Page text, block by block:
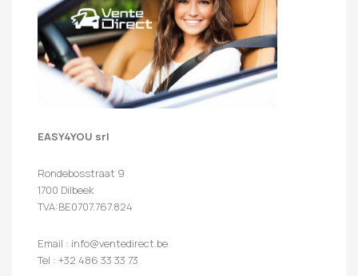
EASY4YOU srl
Rondebosstraat 9
1700 Dilbeek
TVA:BE0707.767.824
Email : info@ventedirect.be
Tel : +32 486 33 33 73